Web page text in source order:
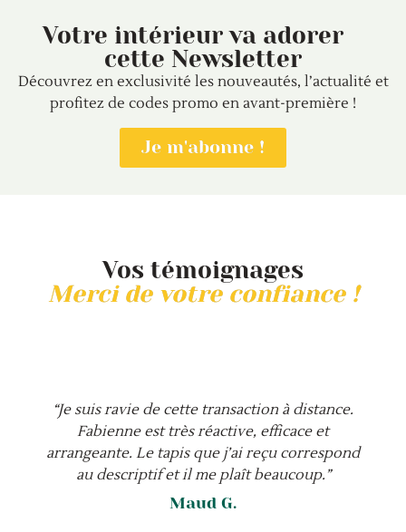
Votre intérieur va adorer
cette Newsletter
Découvrez en exclusivité les nouveautés, l’actualité et
profitez de codes promo en avant-première !
Je m'abonne !
Vos témoignages
Merci de votre confiance !
“Je suis ravie de cette transaction à distance.
Fabienne est très réactive, efficace et
arrangeante. Le tapis que j’ai reçu correspond
au descriptif et il me plaît beaucoup.”
Maud G.